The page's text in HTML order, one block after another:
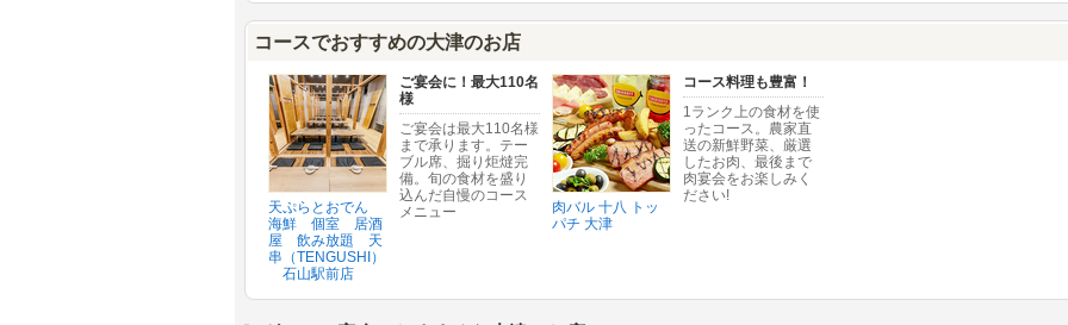
コースでおすすめの大津のお店
天ぷらとおでん
海鮮 個室 居酒
屋 飲み放題 天
串（TENGUSHI）
石山駅前店
ご宴会に！最大110名
様
ご宴会は最大110名様
まで承ります。テー
ブル席、掘り炬燵完
備。旬の食材を盛り
込んだ自慢のコース
メニュー
肉バル 十八 トッ
パチ 大津
コース料理も豊富！
1ランク上の食材を使
ったコース。農家直
送の新鮮野菜、厳選
したお肉、最後まで
肉宴会をお楽しみく
ださい!